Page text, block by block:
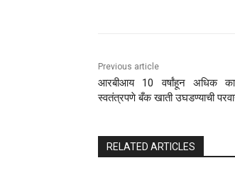
Previous article
आरबीआय 10 वर्षांहून अधिक
स्वतंत्रपणे बँक खाती उघडण्याची
RELATED ARTICLES